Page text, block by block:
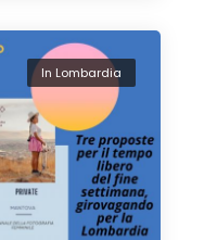
In Lombardia